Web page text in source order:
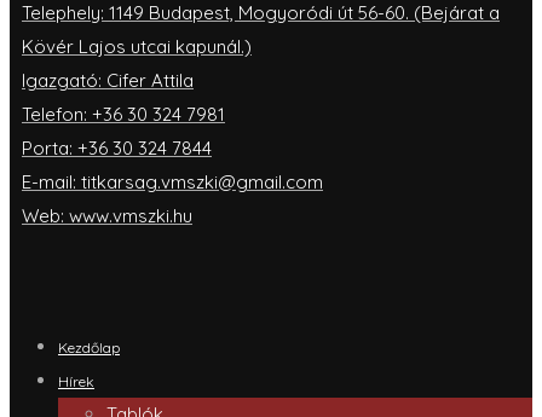
Telephely: 1149 Budapest, Mogyoródi út 56-60. (Bejárat a
Kövér Lajos utcai kapunál.)
Igazgató: Cifer Attila
Telefon: +36 30 324 7981
Porta: +36 30 324 7844
E-mail: titkarsag.vmszki@gmail.com
Web: www.vmszki.hu
Kezdőlap
Hírek